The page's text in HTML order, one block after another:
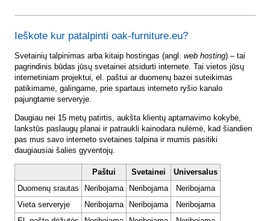
Ieškote kur patalpinti oak-furniture.eu?
Svetainių talpinimas arba kitaip hostingas (angl. web hosting) – tai
pagrindinis būdas jūsų svetainei atsidurti internete. Tai vietos jūsų
internetiniam projektui, el. paštui ar duomenų bazei suteikimas
patikimame, galingame, prie spartaus interneto ryšio kanalo
pajungtame serveryje.
Daugiau nei 15 metų patirtis, aukšta klientų aptarnavimo kokybė,
lankstūs paslaugų planai ir patraukli kainodara nulėmė, kad šiandien
pas mus savo interneto svetaines talpina ir mumis pasitiki
daugiausiai šalies gyventojų.
Paštui Svetainei
Universalus
Duomenų srautas
Neribojama Neribojama
Neribojama
Vieta serveryje
Neribojama Neribojama
Neribojama